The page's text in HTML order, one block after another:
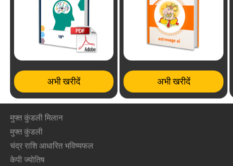
अभी खरीदें अभी खरीदें
मुफ्त कुंडली मिलान
मुफ्त कुंडली
चंद्र राशि आधारित भविष्यफल
केपी ज्योतिष